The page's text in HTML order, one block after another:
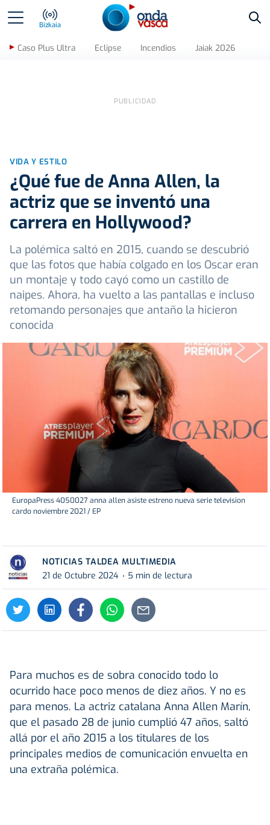
Bizkaia
Caso Plus Ultra Eclipse Incendios Jaiak 2026
VIDA Y ESTILO
¿Qué fue de Anna Allen, la
actriz que se inventó una
carrera en Hollywood?
La polémica saltó en 2015, cuando se descubrió
que las fotos que había colgado en los Oscar eran
un montaje y todo cayó como un castillo de
naipes. Ahora, ha vuelto a las pantallas e incluso
retomando personajes que antaño la hicieron
conocida
EuropaPress 4050027 anna allen asiste estreno nueva serie television
cardo noviembre 2021 / EP
NOTICIAS TALDEA MULTIMEDIA
21 de Octubre 2024
5 min de lectura
Para muchos es de sobra conocido todo lo
ocurrido hace poco menos de diez años. Y no es
para menos. La actriz catalana Anna Allen Marín,
que el pasado 28 de junio cumplió 47 años, saltó
allá por el año 2015 a los titulares de los
principales medios de comunicación envuelta en
una extraña polémica.